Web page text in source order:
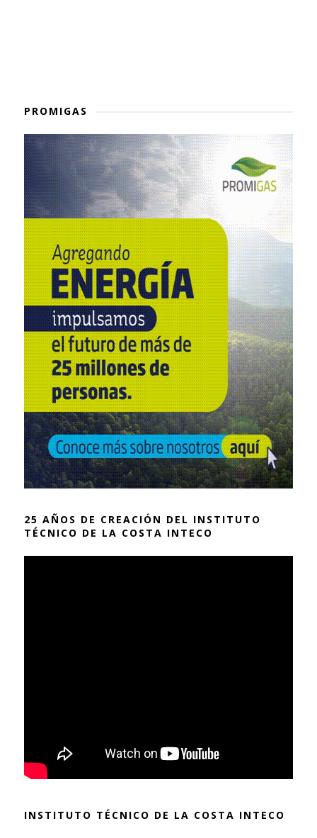
PROMIGAS
25 AÑOS DE CREACIÓN DEL INSTITUTO
TÉCNICO DE LA COSTA INTECO
INSTITUTO TÉCNICO DE LA COSTA INTECO